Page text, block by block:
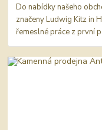
Do nabídky našeho
značeny Ludwig Kitz in
řemeslné práce z první